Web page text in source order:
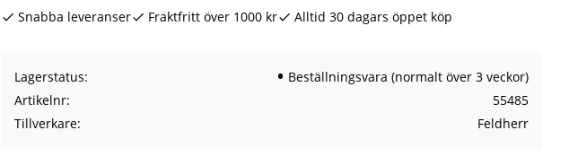
Snabba leveranser Fraktfritt över 1000 kr Alltid 30 dagars öppet köp
Lagerstatus
Beställningsvara (normalt över 3 veckor)
Artikelnr
55485
Tillverkare
Feldherr